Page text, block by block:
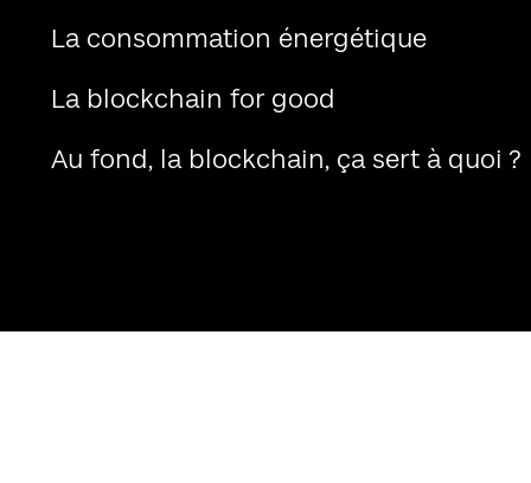
La consommation énergétique
La blockchain for good
Au fond, la blockchain, ça sert à quoi ?